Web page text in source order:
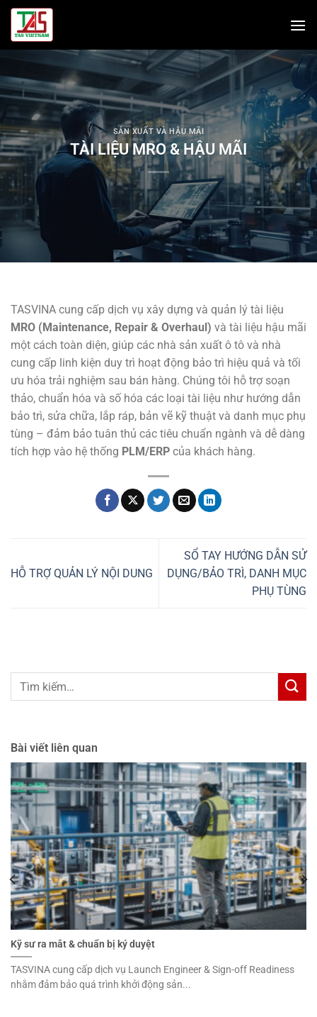
Bỏ
nội
SẢN XUẤT VÀ HẬU MÃI
TÀI LIỆU MRO & HẬU MÃI
TASVINA cung cấp dịch vụ xây dựng và quản lý tài liệu
MRO (Maintenance, Repair & Overhaul) và tài liệu hậu mãi
một cách toàn diện, giúp các nhà sản xuất ô tô và nhà
cung cấp linh kiện duy trì hoạt động bảo trì hiệu quả và tối
ưu hóa trải nghiệm sau bán hàng. Chúng tôi hỗ trợ soạn
thảo, chuẩn hóa và số hóa các loại tài liệu như hướng dẫn
bảo trì, sửa chữa, lắp ráp, bản vẽ kỹ thuật và danh mục phụ
tùng – đảm bảo tuân thủ các tiêu chuẩn ngành và dễ dàng
tích hợp vào hệ thống PLM/ERP của khách hàng.
HỖ TRỢ QUẢN LÝ NỘI DUNG
SỔ TAY HƯỚNG DẪN SỬ
DỤNG/BẢO TRÌ, DANH MỤC
PHỤ TÙNG
Bài viết liên quan
Kỹ sư ra mắt & chuẩn bị ký duyệt
TASVINA cung cấp dịch vụ Launch Engineer & Sign-off Readiness
nhằm đảm bảo quá trình khởi động sản...